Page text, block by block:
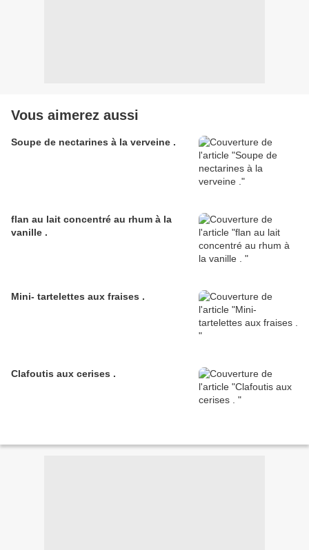
Vous aimerez aussi
Soupe de nectarines à la verveine .
flan au lait concentré au rhum à la
vanille .
Mini- tartelettes aux fraises .
Clafoutis aux cerises .